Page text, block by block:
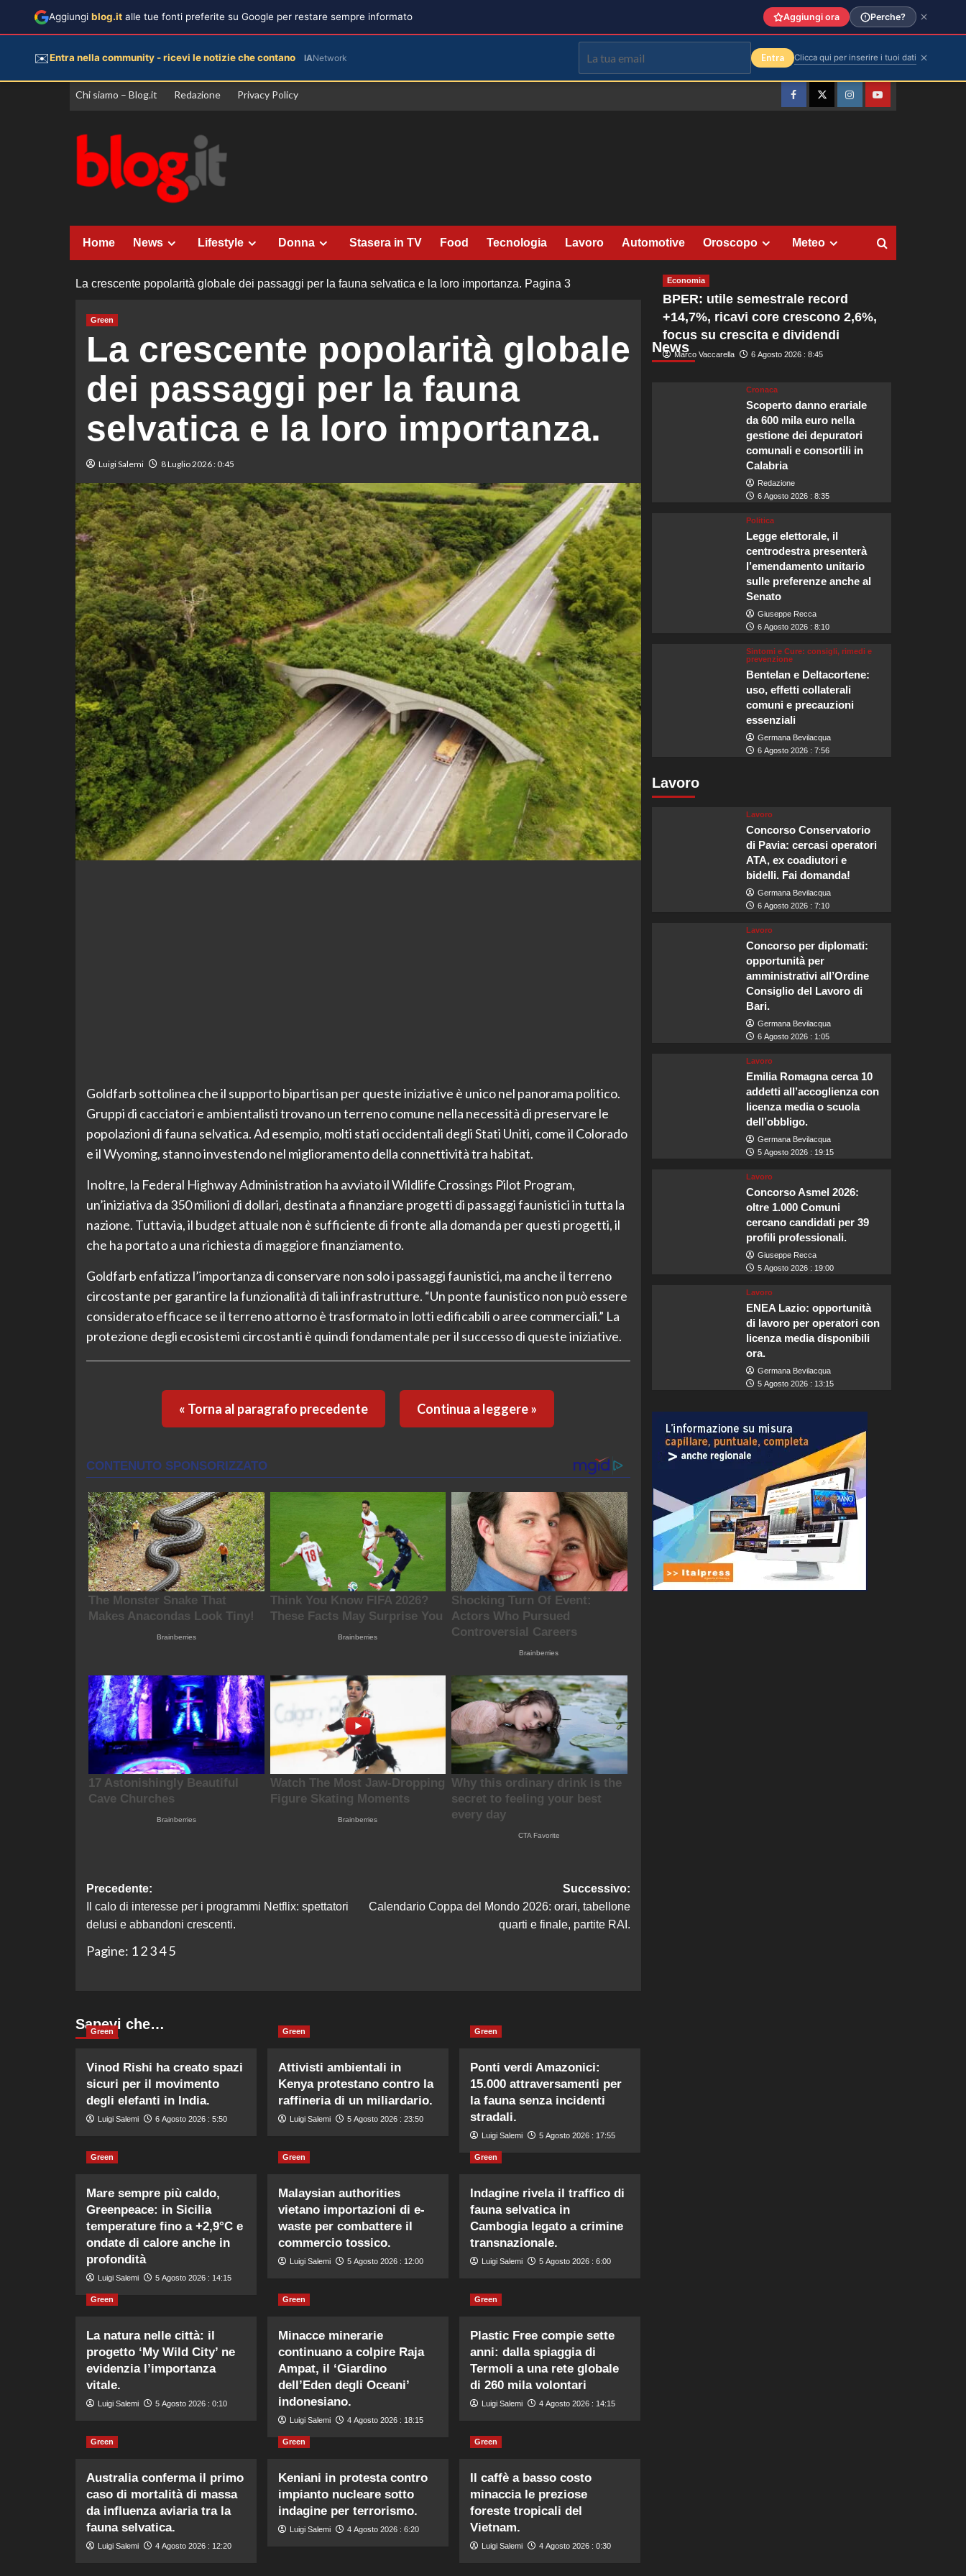
Vai
Chi siamo – Blog.it Redazione Privacy Policy
FacebookTwitterInstagramYouTube
Home News Lifestyle Donna Stasera in TV Food Tecnologia Lavoro Automotive Oroscopo Meteo
La crescente popolarità globale dei passaggi per la fauna selvatica e la loro importanza. Pagina 3
Green
La crescente popolarità globale
dei passaggi per la fauna
selvatica e la loro importanza.
Luigi Salemi 8 Luglio 2026 : 0:45
Goldfarb sottolinea che il supporto bipartisan per queste iniziative è unico nel panorama politico.
Gruppi di cacciatori e ambientalisti trovano un terreno comune nella necessità di preservare le
popolazioni di fauna selvatica. Ad esempio, molti stati occidentali degli Stati Uniti, come il Colorado
e il Wyoming, stanno investendo nel miglioramento della connettività tra habitat.
Inoltre, la Federal Highway Administration ha avviato il Wildlife Crossings Pilot Program,
un’iniziativa da 350 milioni di dollari, destinata a finanziare progetti di passaggi faunistici in tutta la
nazione. Tuttavia, il budget attuale non è sufficiente di fronte alla domanda per questi progetti, il
che ha portato a una richiesta di maggiore finanziamento.
Goldfarb enfatizza l’importanza di conservare non solo i passaggi faunistici, ma anche il terreno
circostante per garantire la funzionalità di tali infrastrutture. “Un ponte faunistico non può essere
considerato efficace se il terreno attorno è trasformato in lotti edificabili o aree commerciali.” La
protezione degli ecosistemi circostanti è quindi fondamentale per il successo di queste iniziative.
« Torna al paragrafo precedente Continua a leggere »
Navigazione
articolo
Precedente:
Il calo di interesse per i programmi Netflix: spettatori
delusi e abbandoni crescenti.
Successivo:
Calendario Coppa del Mondo 2026: orari, tabellone
quarti e finale, partite RAI.
Pagine: 1 2 34 5
Sapevi che…
Green
Vinod Rishi ha creato spazi
sicuri per il movimento
degli elefanti in India.
Luigi Salemi 6 Agosto 2026 : 5:50
Green
Attivisti ambientali in
Kenya protestano contro la
raffineria di un miliardario.
Luigi Salemi 5 Agosto 2026 : 23:50
Green
Ponti verdi Amazonici:
15.000 attraversamenti per
la fauna senza incidenti
stradali.
Luigi Salemi 5 Agosto 2026 : 17:55
Green
Mare sempre più caldo,
Greenpeace: in Sicilia
temperature fino a +2,9°C e
ondate di calore anche in
profondità
Luigi Salemi 5 Agosto 2026 : 14:15
Green
Malaysian authorities
vietano importazioni di e-
waste per combattere il
commercio tossico.
Luigi Salemi 5 Agosto 2026 : 12:00
Green
Indagine rivela il traffico di
fauna selvatica in
Cambogia legato a crimine
transnazionale.
Luigi Salemi 5 Agosto 2026 : 6:00
Green
La natura nelle città: il
progetto ‘My Wild City’ ne
evidenzia l’importanza
vitale.
Luigi Salemi 5 Agosto 2026 : 0:10
Green
Minacce minerarie
continuano a colpire Raja
Ampat, il ‘Giardino
dell’Eden degli Oceani’
indonesiano.
Luigi Salemi 4 Agosto 2026 : 18:15
Green
Plastic Free compie sette
anni: dalla spiaggia di
Termoli a una rete globale
di 260 mila volontari
Luigi Salemi 4 Agosto 2026 : 14:15
Green
Australia conferma il primo
caso di mortalità di massa
da influenza aviaria tra la
fauna selvatica.
Luigi Salemi 4 Agosto 2026 : 12:20
Green
Keniani in protesta contro
impianto nucleare sotto
indagine per terrorismo.
Luigi Salemi 4 Agosto 2026 : 6:20
Green
Il caffè a basso costo
minaccia le preziose
foreste tropicali del
Vietnam.
Luigi Salemi 4 Agosto 2026 : 0:30
News
Economia
BPER: utile semestrale record
+14,7%, ricavi core crescono 2,6%,
focus su crescita e dividendi
Marco Vaccarella 6 Agosto 2026 : 8:45
Cronaca
Scoperto danno erariale
da 600 mila euro nella
gestione dei depuratori
comunali e consortili in
Calabria
Redazione
6 Agosto 2026 : 8:35
Politica
Legge elettorale, il
centrodestra presenterà
l’emendamento unitario
sulle preferenze anche al
Senato
Giuseppe Recca
6 Agosto 2026 : 8:10
Sintomi e Cure: consigli, rimedi e
prevenzione
Bentelan e Deltacortene:
uso, effetti collaterali
comuni e precauzioni
essenziali
Germana Bevilacqua
6 Agosto 2026 : 7:56
Lavoro
Lavoro
Concorso Conservatorio
di Pavia: cercasi operatori
ATA, ex coadiutori e
bidelli. Fai domanda!
Germana Bevilacqua
6 Agosto 2026 : 7:10
Lavoro
Concorso per diplomati:
opportunità per
amministrativi all’Ordine
Consiglio del Lavoro di
Bari.
Germana Bevilacqua
6 Agosto 2026 : 1:05
Lavoro
Emilia Romagna cerca 10
addetti all’accoglienza con
licenza media o scuola
dell’obbligo.
Germana Bevilacqua
5 Agosto 2026 : 19:15
Lavoro
Concorso Asmel 2026:
oltre 1.000 Comuni
cercano candidati per 39
profili professionali.
Giuseppe Recca
5 Agosto 2026 : 19:00
Lavoro
ENEA Lazio: opportunità
di lavoro per operatori con
licenza media disponibili
ora.
Germana Bevilacqua
5 Agosto 2026 : 13:15
Aggiungi blog.it alle tue fonti preferite su Google per restare sempre informato Aggiungi ora Perche?
✉️Entra nella community - ricevi le notizie che contano IANetwork Entra Clicca qui per inserire i tuoi dati